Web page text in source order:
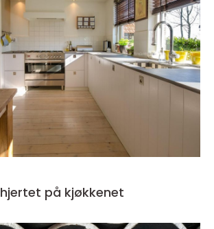
Kjøkkenvask hjertet på kjøkkenet